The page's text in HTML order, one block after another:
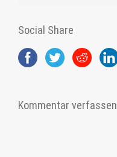
Social Share
Kommentar verfassen